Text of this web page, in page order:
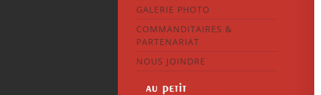
GALERIE PHOTO
COMMANDITAIRES &
PARTENARIAT
NOUS JOINDRE